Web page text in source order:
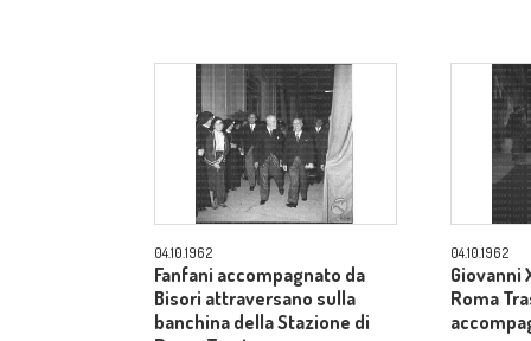
04.10.1962
Fanfani accompagnato da
Bisori attraversano sulla
banchina della Stazione di
04.10.1962
Giovanni
Roma